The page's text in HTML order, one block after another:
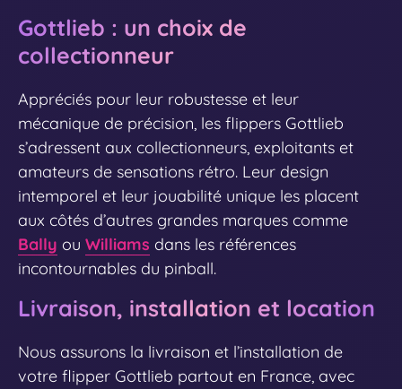
Gottlieb : un choix de
collectionneur
Appréciés pour leur robustesse et leur
mécanique de précision, les flippers Gottlieb
s’adressent aux collectionneurs, exploitants et
amateurs de sensations rétro. Leur design
intemporel et leur jouabilité unique les placent
aux côtés d’autres grandes marques comme
Bally ou Williams dans les références
incontournables du pinball.
Livraison, installation et location
Nous assurons la livraison et l’installation de
votre flipper Gottlieb partout en France, avec